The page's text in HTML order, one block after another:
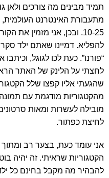
תמיד מבינים מה צורכים ולאן
מתעבורת האינטרנט
10-25. ובכן, אני מזמין את
“פורנו”. כעת לכו לגוגל,
לחצתי על הלינק של האתר
שהגעתי אליו קפצו שלל
מהקטגוריות מודגמת עם
מובילה לעשרות ומאות
לחיצת כפתור.
אני עומד כעת, בצער רב
הקטגוריות שראיתי. זה יהיה
להבהיר מה מקבל בחינם כל